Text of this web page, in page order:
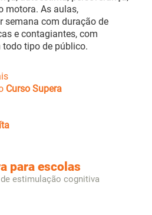
motora. As aulas,
semana com duração de
e contagiantes, com
tipo de público.
Curso Supera
para escolas
estimulação cognitiva